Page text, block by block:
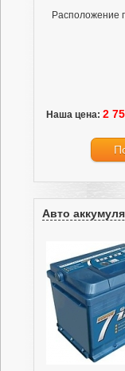
Расположение
Наша цена: 2
Авто